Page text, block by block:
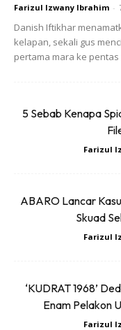
buat je senaman di
Farizul Izwany Ibrahim -
Danish Iftikhar
kelapan, sekali gus
pertama mara ke pentas
5 Sebab Kenapa
Farizul
ABARO Lancar
Skuad
Farizul
‘KUDRAT 1968’
Enam Pelakon
Farizul